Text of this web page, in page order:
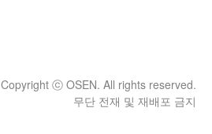
Copyright ⓒ OSEN. All rights reserved.
무단 전재 및 재배포 금지